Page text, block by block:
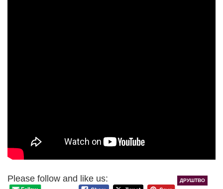
Please follow and like us: ДРУШТВО